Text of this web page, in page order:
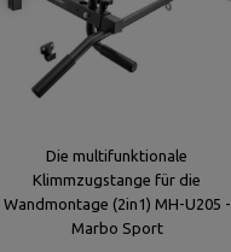
Die multifunktionale
Klimmzugstange für die
Wandmontage (2in1) MH-U205 -
Marbo Sport